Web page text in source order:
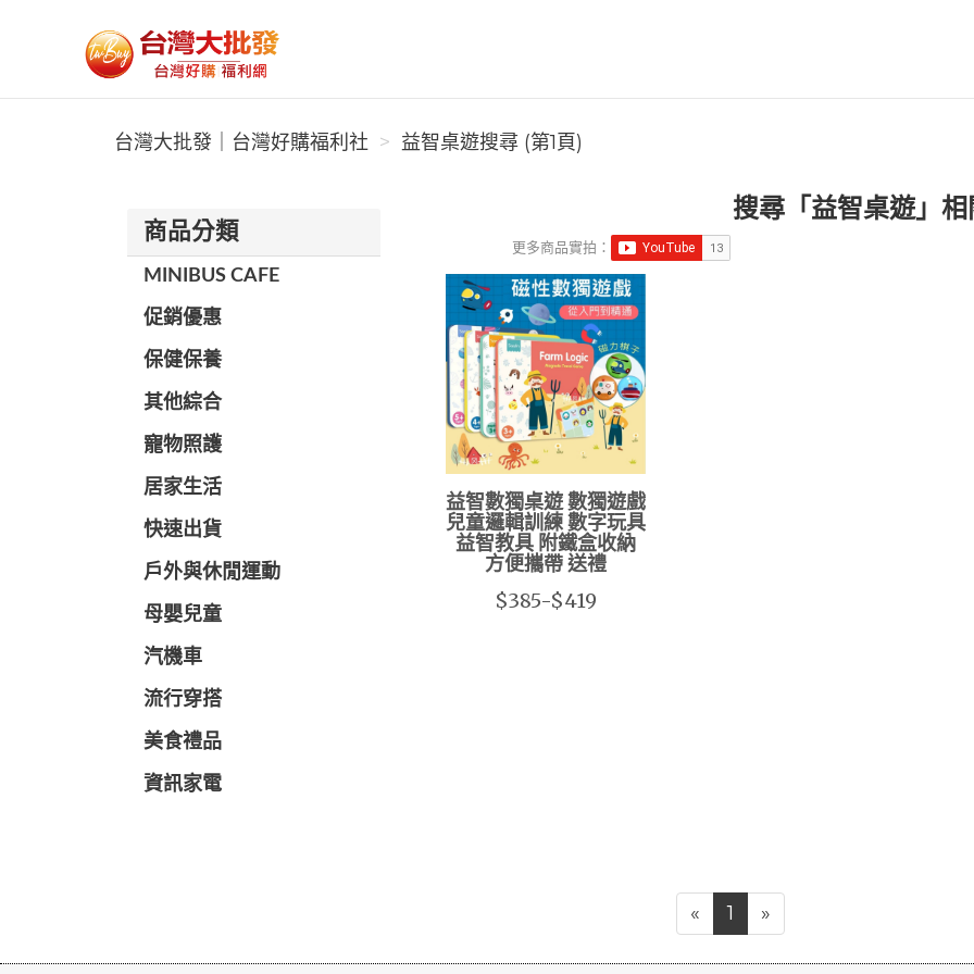
台灣大批發｜台灣好購福利社
台灣大批發｜台灣好購福利社 益智桌遊搜尋 (第1頁)
商品分類
MINIBUS CAFE
促銷優惠
保健保養
其他綜合
寵物照護
居家生活
快速出貨
戶外與休閒運動
母嬰兒童
汽機車
流行穿搭
美食禮品
資訊家電
搜尋「益智桌遊」相
更多商品實拍：
益智數獨桌遊 數獨遊戲
兒童邏輯訓練 數字玩具
益智教具 附鐵盒收納
方便攜帶 送禮
$385-$419
« 1 »